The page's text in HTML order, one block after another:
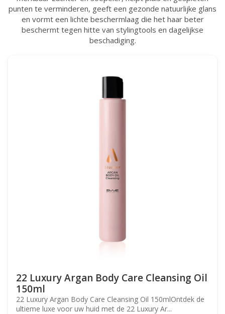
punten te verminderen, geeft een gezonde natuurlijke glans
en vormt een lichte beschermlaag die het haar beter
beschermt tegen hitte van stylingtools en dagelijkse
beschadiging.
22 Luxury Argan Body Care Cleansing Oil
150ml
22 Luxury Argan Body Care Cleansing Oil 150mlOntdek de
ultieme luxe voor uw huid met de 22 Luxury Ar...